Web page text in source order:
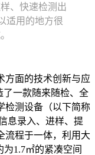
、快速检测出
适用的地方很
方面的技术创新与应
了一款随来随检、全
检测设备（以下简称
息录入、进样、提
流程于一体，利用大
1.7㎡的紧凑空间